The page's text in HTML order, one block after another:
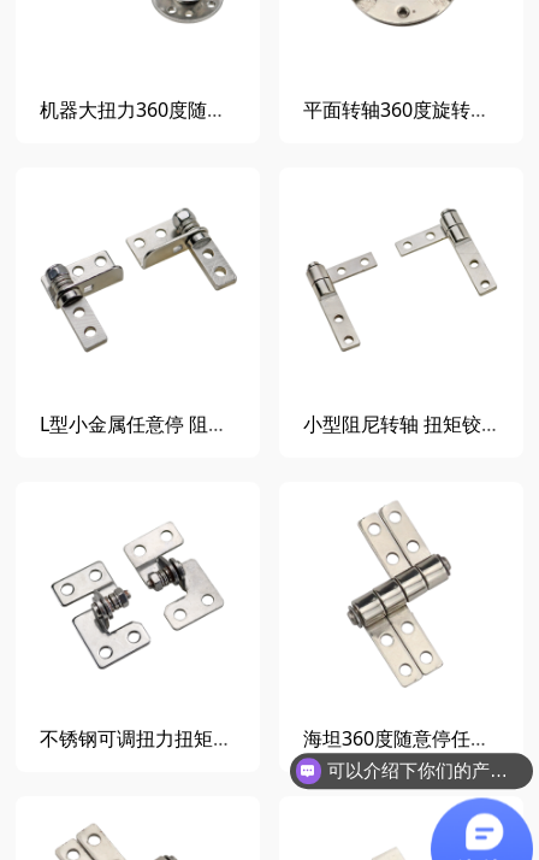
机器大扭力360度随意停圆盘阻尼转轴铰链隐藏旋转可调节扭矩铰链 平面转轴360度旋转圆盘阻尼铰链 随意任意停顿空心平面圆形阻尼器
L型小金属任意停 阻尼铰链扭矩铰链扭力转轴支持阻尼合页电子仪器 小型阻尼转轴 扭矩铰链 金属随意停转轴 阻尼器 微型笔记本铰链
不锈钢可调扭力扭矩转轴 设备仪器随意停阻尼器 翻盖定位止动铰链 海坦360度随意停任意停合页阻尼器定位止动 小型阻尼铰链扭矩转轴DP032-1
可以介绍下你们的产品么？
你们是怎么收费的呢？